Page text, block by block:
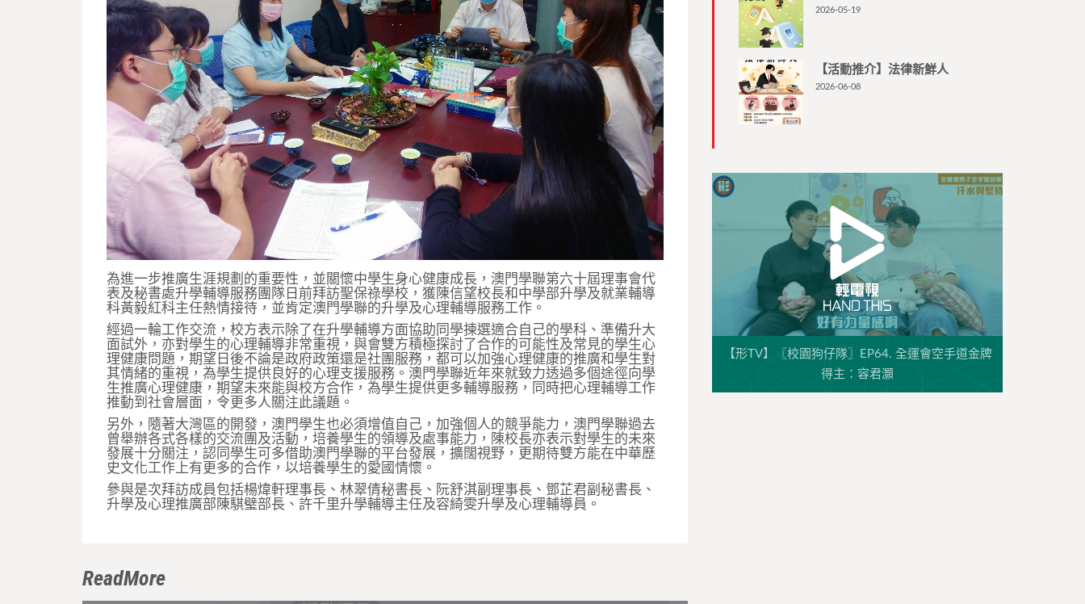
為進一步推廣生涯規劃的重要性，並關懷中學生身心健康成長，澳門學聯第六十屆理事會代
表及秘書處升學輔導服務團隊日前拜訪聖保祿學校，獲陳信望校長和中學部升學及就業輔導
科黃毅紅科主任熱情接待，並肯定澳門學聯的升學及心理輔導服務工作。
經過一輪工作交流，校方表示除了在升學輔導方面協助同學揀選適合自己的學科、準備升大
面試外，亦對學生的心理輔導非常重視，與會雙方積極探討了合作的可能性及常見的學生心
理健康問題，期望日後不論是政府政策還是社團服務，都可以加強心理健康的推廣和學生對
其情緒的重視，為學生提供良好的心理支援服務。澳門學聯近年來就致力透過多個途徑向學
生推廣心理健康，期望未來能與校方合作，為學生提供更多輔導服務，同時把心理輔導工作
推動到社會層面，令更多人關注此議題。
另外，隨著大灣區的開發，澳門學生也必須增值自己，加強個人的競爭能力，澳門學聯過去
曾舉辦各式各樣的交流團及活動，培養學生的領導及處事能力，陳校長亦表示對學生的未來
發展十分關注，認同學生可多借助澳門學聯的平台發展，擴闊視野，更期待雙方能在中華歷
史文化工作上有更多的合作，以培養學生的愛國情懷。
參與是次拜訪成員包括楊煒軒理事長、林翠倩秘書長、阮舒淇副理事長、鄧芷君副秘書長、
升學及心理推廣部陳騏璧部長、許千里升學輔導主任及容綺雯升學及心理輔導員。
ReadMore
2026-05-19
【活動推介】法律新鮮人
2026-06-08
【形TV】〖校園狗仔隊〗EP64. 全運會空手道金牌
得主：容君灝